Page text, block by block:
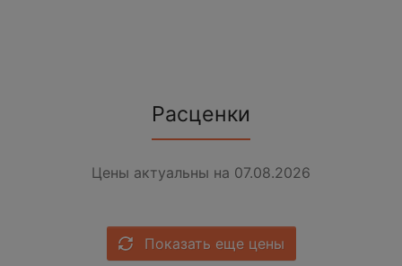
Расценки
Цены актуальны на 07.08.2026
Показать еще цены